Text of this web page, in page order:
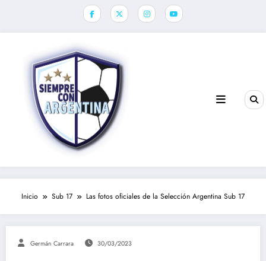
Inicio Sub 17 Las fotos oficiales de la Selección Argentina Sub 17
Germán Carrara 30/03/2023